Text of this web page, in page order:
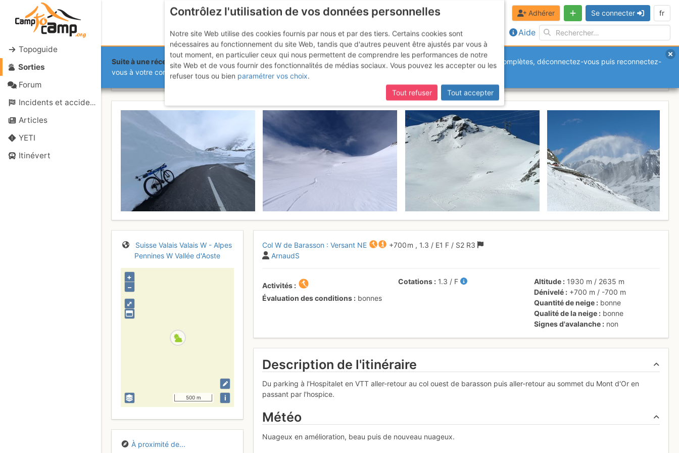
Topoguide
Sorties
Forum
Incidents et accidents
Articles
YETI
Itinévert
Aide
Adhérer Se connecter fr
Suite à une récente et importante mise à jour du site,si certaines pages ne sont plus accessibles, manquantes ou incomplètes, déconnectez-vous puis reconnectez-
vous à votre compte sur le site.
Col W de Barasson + Mont Mort depuis l'hospice
Suisse Valais Valais W - Alpes
Pennines W Vallée d'Aoste
⤢
+
–
500 m i
À proximité de...
Col W de Barasson : Versant NE +700 m , 1.3 / E1 F / S2 R3
ArnaudS
Activités
Évaluation des conditions
bonnes
Cotations 1.3 / F Altitude 1930 m / 2635 m
Dénivelé
+700 m / -700 m
Quantité de neige
bonne
Qualité de la neige
bonne
Signes d'avalanche
non
Description de l'itinéraire
Du parking à l'Hospitalet en VTT aller-retour au col ouest de barasson puis aller-retour au sommet du Mont d'Or en
passant par l'hospice.
Météo
Nuageux en amélioration, beau puis de nouveau nuageux.
Contrôlez l'utilisation de vos données personnelles
Notre site Web utilise des cookies fournis par nous et par des tiers. Certains cookies sont
nécessaires au fonctionnement du site Web, tandis que d'autres peuvent être ajustés par vous à
tout moment, en particulier ceux qui nous permettent de comprendre les performances de notre
site Web et de vous fournir des fonctionnalités de médias sociaux. Vous pouvez les accepter ou les
refuser tous ou bien paramétrer vos choix.
Tout refuser
Tout accepter